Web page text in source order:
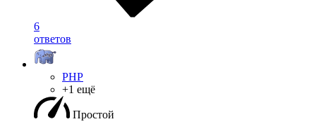
6
ответов
PHP
+1 ещё
Простой